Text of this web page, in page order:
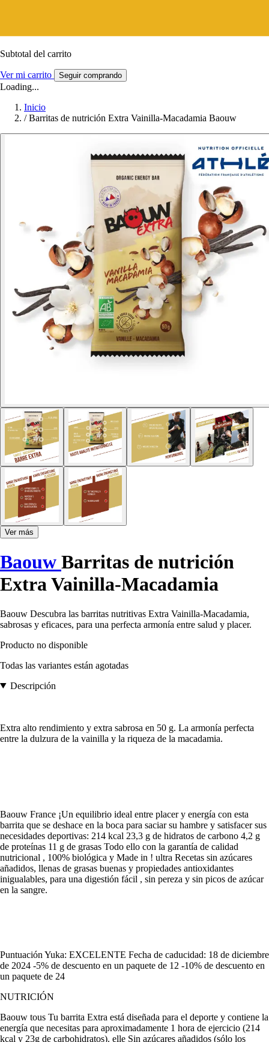
Subtotal del carrito
Ver mi carrito Seguir comprando
Loading...
Inicio
/ Barritas de nutrición Extra Vainilla-Macadamia Baouw
Ver más
Baouw Barritas de nutrición
Extra Vainilla-Macadamia
Baouw Descubra las barritas nutritivas Extra Vainilla-Macadamia,
sabrosas y eficaces, para una perfecta armonía entre salud y placer.
Producto no disponible
Todas las variantes están agotadas
Descripción
Extra alto rendimiento y extra sabrosa en 50 g. La armonía perfecta
entre la dulzura de la vainilla y la riqueza de la macadamia.
Baouw France ¡Un equilibrio ideal entre placer y energía con esta
barrita que se deshace en la boca para saciar su hambre y satisfacer sus
necesidades deportivas: 214 kcal 23,3 g de hidratos de carbono 4,2 g
de proteínas 11 g de grasas Todo ello con la garantía de calidad
nutricional , 100% biológica y Made in ! ultra Recetas sin azúcares
añadidos, llenas de grasas buenas y propiedades antioxidantes
inigualables, para una digestión fácil , sin pereza y sin picos de azúcar
en la sangre.
Puntuación Yuka: EXCELENTE Fecha de caducidad: 18 de diciembre
de 2024 -5% de descuento en un paquete de 12 -10% de descuento en
un paquete de 24
NUTRICIÓN
Baouw tous Tu barrita Extra está diseñada para el deporte y contiene la
energía que necesitas para aproximadamente 1 hora de ejercicio (214
kcal y 23g de carbohidratos). elle Sin azúcares añadidos (sólo los